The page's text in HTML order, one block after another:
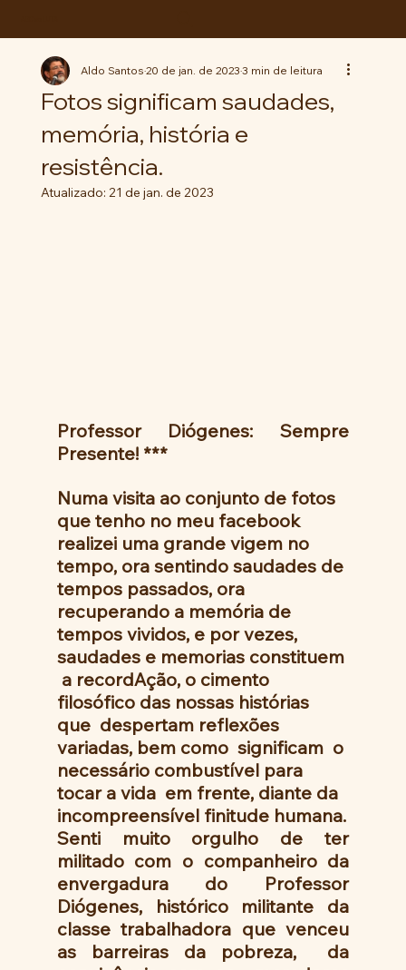
Fotos significam saudades,
memória, história e
resistência.
Aldo Santos20 de jan. de 20233 min de leitura
Atualizado: 21 de jan. de 2023
Professor Diógenes: Sempre
Presente! ***
Numa visita ao conjunto de fotos
que tenho no meu facebook
realizei uma grande vigem no
tempo, ora sentindo saudades de
tempos passados, ora
recuperando a memória de
tempos vividos, e por vezes,
saudades e memorias constituem
a recordAção, o cimento
filosófico das nossas histórias
que  despertam reflexões
variadas, bem como  significam  o
necessário combustível para
tocar a vida  em frente, diante da
incompreensível finitude humana.
Senti muito orgulho de ter
militado com o companheiro da
envergadura do Professor
Diógenes, histórico militante da
classe trabalhadora que venceu
as barreiras da pobreza,  da